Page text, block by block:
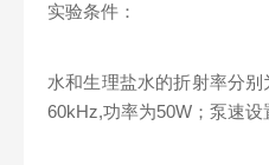
实验条件：
水和生理盐水的折射率分
60kHz,功率为50W；泵速设